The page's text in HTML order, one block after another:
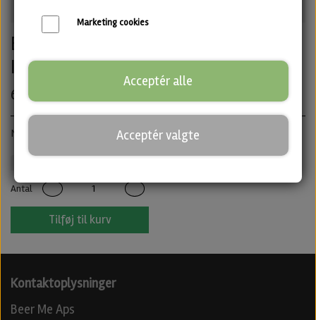
Beyond the Horizon - New England
IPA fra Nepo
60,00 kr.
New England IPA · ABV: 6,4% · Dåse: 50 cl.
Antal
Tilføj til kurv
Kontaktoplysninger
Beer Me Aps
Marketing cookies
Acceptér alle
Acceptér valgte